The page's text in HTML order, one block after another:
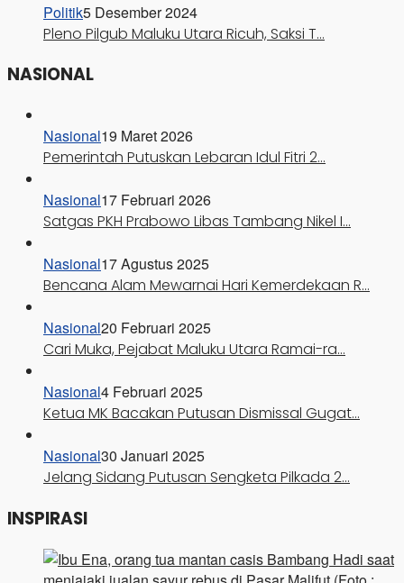
Politik5 Desember 2024
Pleno Pilgub Maluku Utara Ricuh, Saksi T…
NASIONAL
Nasional19 Maret 2026
Pemerintah Putuskan Lebaran Idul Fitri 2…
Nasional17 Februari 2026
Satgas PKH Prabowo Libas Tambang Nikel I…
Nasional17 Agustus 2025
Bencana Alam Mewarnai Hari Kemerdekaan R…
Nasional20 Februari 2025
Cari Muka, Pejabat Maluku Utara Ramai-ra…
Nasional4 Februari 2025
Ketua MK Bacakan Putusan Dismissal Gugat…
Nasional30 Januari 2025
Jelang Sidang Putusan Sengketa Pilkada 2…
INSPIRASI